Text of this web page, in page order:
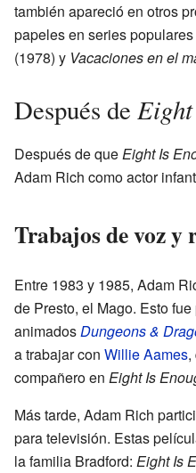
también apareció en otros
papeles en series
(1978) y Vacaciones en el
Después de
Después de queEight Is
Adam Rich como actor
Trabajos de voz y
Entre 1983 y 1985, Adam
de Presto, el Mago. Esto
animadosDungeons &
a trabajar con Willie Aames,
compañero en Eight Is
Más tarde, Adam Rich
para televisión. Estas
la familia Bradford: Eight Is